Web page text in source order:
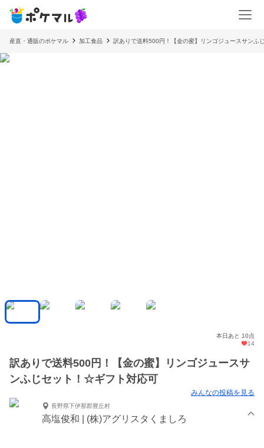
産直・通販のポケマル 加工食品 訳ありで送料500円！【金の蜜】リンゴジュースサンふ
本日あと 10点
14
訳ありで送料500円！【金の蜜】リンゴジュースサ
ンふじセット！☆ギフト対応可
みんなの投稿を見る
長野県下伊那郡豊丘村
高塩俊和 | (株)アグリスタくましろ